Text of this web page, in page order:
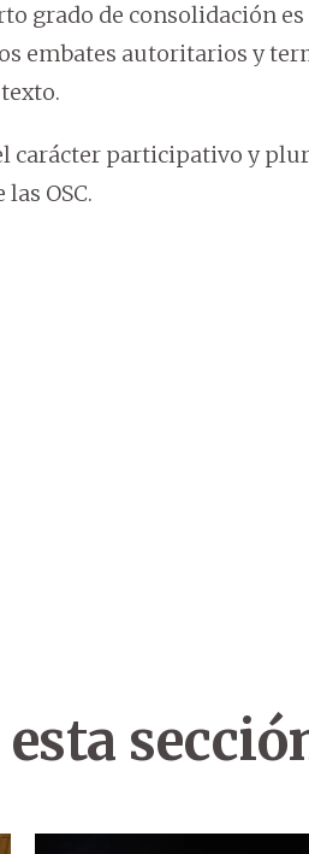
grado de consolidación es
embates autoritarios y
carácter participativo y
OSC.